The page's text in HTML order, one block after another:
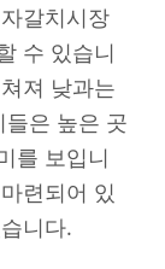
갈치시장
수 있습니
져 낮과는
은 높은 곳
를 보입니
련되어 있
니다.